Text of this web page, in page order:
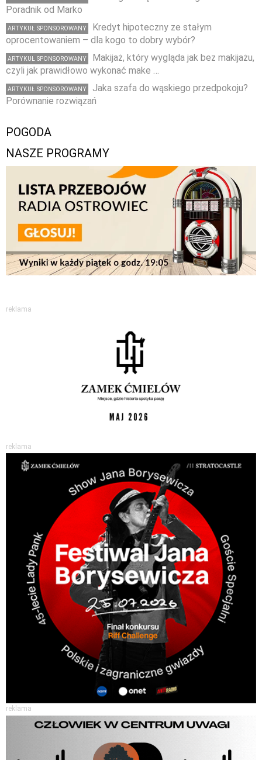
Poradnik od Marko
ARTYKUŁ SPONSOROWANY
Kredyt hipoteczny ze stałym
oprocentowaniem – dla kogo to dobry wybór?
ARTYKUŁ SPONSOROWANY
Makijaż, który wygląda jak bez makijażu,
czyli jak prawidłowo wykonać make …
ARTYKUŁ SPONSOROWANY
Jaka szafa do wąskiego przedpokoju?
Porównanie rozwiązań
POGODA
NASZE PROGRAMY
reklama
reklama
reklama